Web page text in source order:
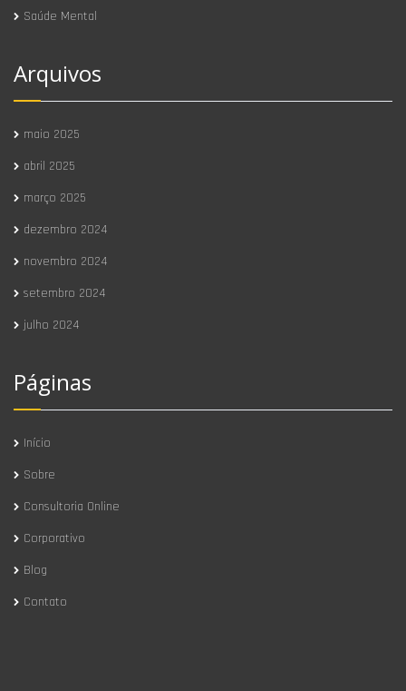
Saúde Mental
Arquivos
maio 2025
abril 2025
março 2025
dezembro 2024
novembro 2024
setembro 2024
julho 2024
Páginas
Início
Sobre
Consultoria Online
Corporativo
Blog
Contato